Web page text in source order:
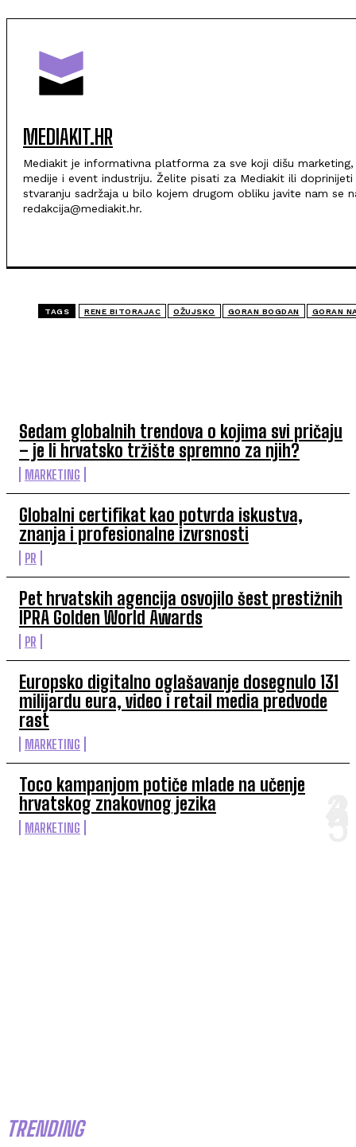
MEDIAKIT.HR
Mediakit je informativna platforma za sve koji dišu marketing,
medije i event industriju. Želite pisati za Mediakit ili doprinijeti
stvaranju sadržaja u bilo kojem drugom obliku javite nam se
redakcija@mediakit.hr.
TAGS RENE BITORAJAC OŽUJSKO GORAN BOGDAN GORAN
Sedam globalnih trendova o kojima svi pričaju
– je li hrvatsko tržište spremno za njih?
MARKETING
Globalni certifikat kao potvrda iskustva,
znanja i profesionalne izvrsnosti
PR
Pet hrvatskih agencija osvojilo šest prestižnih
IPRA Golden World Awards
PR
Europsko digitalno oglašavanje dosegnulo 131
milijardu eura, video i retail media predvode
rast
MARKETING
Toco kampanjom potiče mlade na učenje
hrvatskog znakovnog jezika
MARKETING
TRENDING